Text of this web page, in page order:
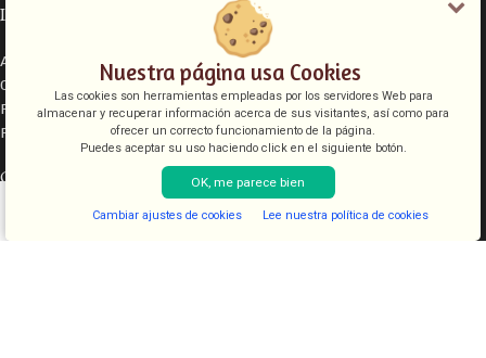
INFORMACIÓN LEGAL
Aviso legal
Condiciones de venta
Política de cookies
Política de privacidad
CATEGORÍAS
My account
Nuestra página usa Cookies
Las cookies son herramientas empleadas por los servidores Web para
almacenar y recuperar información acerca de sus visitantes, así como para
ofrecer un correcto funcionamiento de la página.
Puedes aceptar su uso haciendo click en el siguiente botón.
OK, me parece bien
Cambiar ajustes de cookies Lee nuestra política de cookies